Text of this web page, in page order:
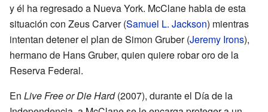
y él ha regresado a Nueva York. McClane habla de esta
situación con Zeus Carver (Samuel L. Jackson) mientras
intentan detener el plan de Simon Gruber (Jeremy Irons),
hermano de Hans Gruber, quien quiere robar oro de la
Reserva Federal.
En Live Free or Die Hard(2007), durante el Día de la